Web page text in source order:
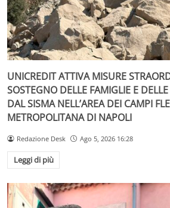
UNICREDIT ATTIVA MISURE
SOSTEGNO DELLE FAMIGLIE E
DAL SISMA NELL’AREA DEI CAMPI
METROPOLITANA DI NAPOLI
Redazione Desk Ago 5, 2026 16:28
Leggi di più